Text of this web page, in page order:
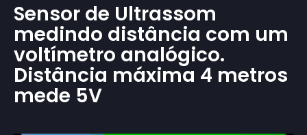
Sensor de Ultrassom
medindo distância com um
voltímetro analógico.
Distância máxima 4 metros
mede 5V